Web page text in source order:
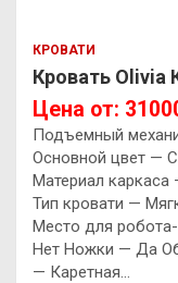
КРОВАТИ
Кровать Olivia
Цена от:
Подъемный
Основной цвет —
Материал
Тип кровати —
Место для
Нет Ножки — Да
— Каретная…